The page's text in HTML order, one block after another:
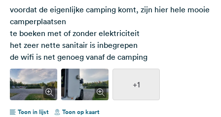
voordat de eigenlijke camping komt, zijn hier hele mooie
camperplaatsen
te boeken met of zonder elektriciteit
het zeer nette sanitair is inbegrepen
de wifi is net genoeg vanaf de camping
+1
Toon in lijst Toon op kaart